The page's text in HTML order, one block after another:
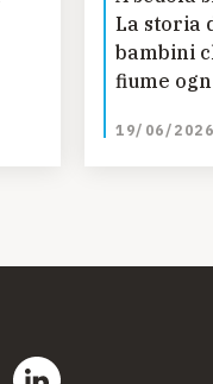
La storia
bambini
fiume
Guinea
19/06/2026